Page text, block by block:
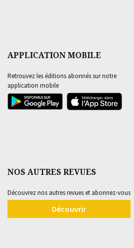
APPLICATION MOBILE
Retrouvez les éditions abonnés sur notre
application mobile
NOS AUTRES REVUES
Découvrez nos autres revues et abonnez-vous
Découvrir